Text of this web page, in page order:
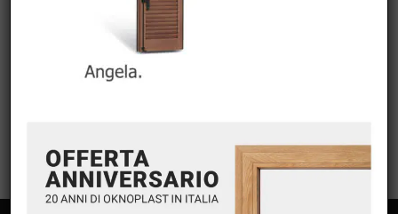
Feed dei commenti